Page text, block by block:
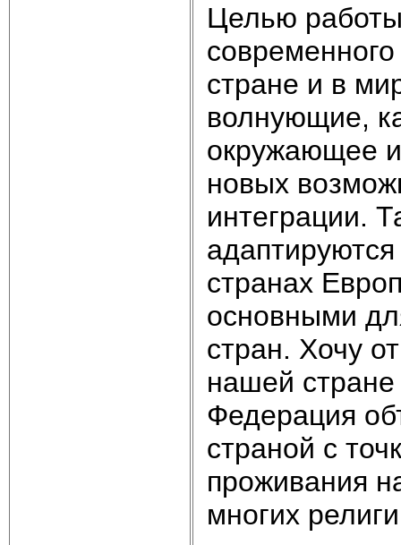
Целью
стране и в
волнующие,
окружающее
новых
интеграции.
странах
основными
стран. Хочу
нашей стране
Федерация
страной с
проживания
многих